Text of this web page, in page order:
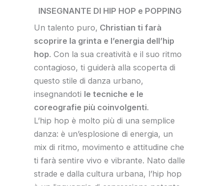
INSEGNANTE DI HIP HOP e POPPING
Un talento puro, Christian ti farà
scoprire la grinta e l’energia dell’hip
hop. Con la sua creatività e il suo ritmo
contagioso, ti guiderà alla scoperta di
questo stile di danza urbano,
insegnandoti le tecniche e le
coreografie più coinvolgenti.
L’hip hop è molto più di una semplice
danza: è un’esplosione di energia, un
mix di ritmo, movimento e attitudine che
ti farà sentire vivo e vibrante. Nato dalle
strade e dalla cultura urbana, l’hip hop